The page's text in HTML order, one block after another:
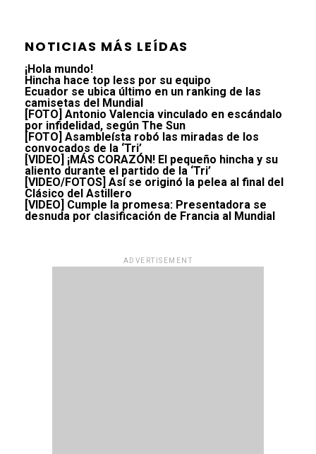
NOTICIAS MÁS LEÍDAS
¡Hola mundo!
Hincha hace top less por su equipo
Ecuador se ubica último en un ranking de las
camisetas del Mundial
[FOTO] Antonio Valencia vinculado en escándalo
por infidelidad, según The Sun
[FOTO] Asambleísta robó las miradas de los
convocados de la ‘Tri’
[VIDEO] ¡MÁS CORAZÓN! El pequeño hincha y su
aliento durante el partido de la ‘Tri’
[VIDEO/FOTOS] Así se originó la pelea al final del
Clásico del Astillero
[VIDEO] Cumple la promesa: Presentadora se
desnuda por clasificación de Francia al Mundial
ADVERTISEMENT